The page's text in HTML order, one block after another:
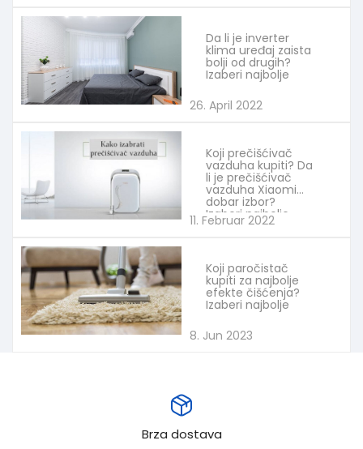
Da li je inverter
klima uređaj zaista
bolji od drugih?
Izaberi najbolje
26. April 2022
Koji prečišćivač
vazduha kupiti? Da
li je prečišćivač
vazduha Xiaomi
dobar izbor?
Izaberi najbolje
11. Februar 2022
Koji paročistač
kupiti za najbolje
efekte čišćenja?
Izaberi najbolje
8. Jun 2023
Brza dostava